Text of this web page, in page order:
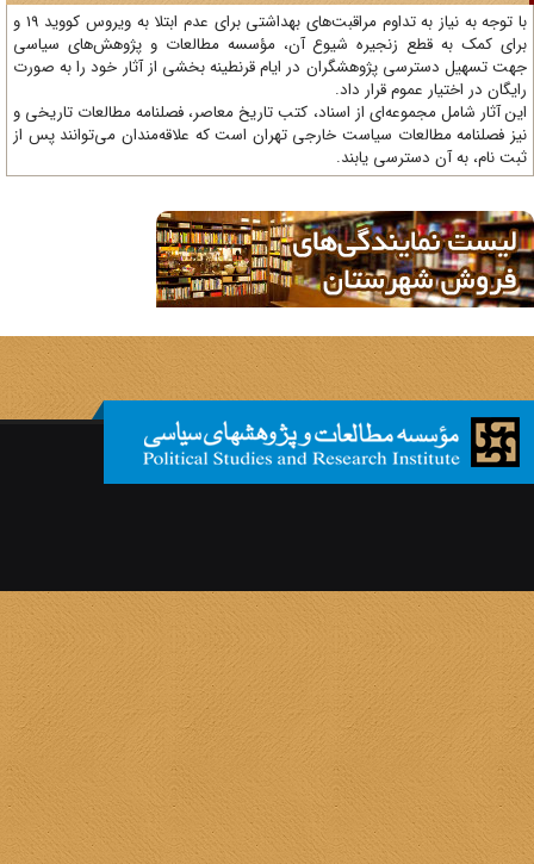
با توجه به نیاز به تداوم مراقبت‌های بهداشتی برای عدم ابتلا به ویروس کووید 19 و
کمک به قطع زنجیره شیوع آن، مؤسسه مطالعات و پژوهش‌های سیاسی
تسهیل دسترسی پژوهشگران در ایام قرنطینه بخشی از آثار خود را به صورت
در اختیار عموم قرار داد.
آثار شامل مجموعه‌ای از اسناد، کتب تاریخ معاصر، فصلنامه‌ مطالعات تاریخی و
فصلنامه مطالعات سیاست خارجی تهران است که علاقه‌مندان می‌توانند پس از
نام، به آن دسترسی یابند.